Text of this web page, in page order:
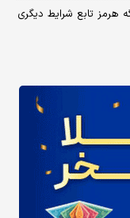
هرمز تابع شرایط دیگری